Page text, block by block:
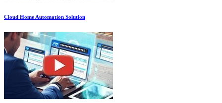
Cloud Home Automation Solution